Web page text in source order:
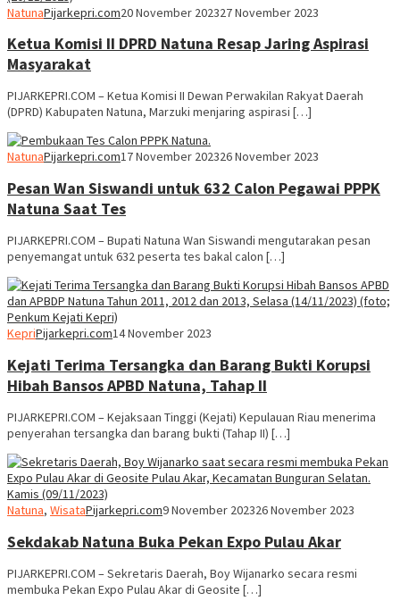
NatunaPijarkepri.com20 November 202327 November 2023
Ketua Komisi II DPRD Natuna Resap Jaring Aspirasi
Masyarakat
PIJARKEPRI.COM – Ketua Komisi II Dewan Perwakilan Rakyat Daerah
(DPRD) Kabupaten Natuna, Marzuki menjaring aspirasi […]
NatunaPijarkepri.com17 November 202326 November 2023
Pesan Wan Siswandi untuk 632 Calon Pegawai PPPK
Natuna Saat Tes
PIJARKEPRI.COM – Bupati Natuna Wan Siswandi mengutarakan pesan
penyemangat untuk 632 peserta tes bakal calon […]
KepriPijarkepri.com14 November 2023
Kejati Terima Tersangka dan Barang Bukti Korupsi
Hibah Bansos APBD Natuna, Tahap II
PIJARKEPRI.COM – Kejaksaan Tinggi (Kejati) Kepulauan Riau menerima
penyerahan tersangka dan barang bukti (Tahap II) […]
Natuna, WisataPijarkepri.com9 November 202326 November 2023
Sekdakab Natuna Buka Pekan Expo Pulau Akar
PIJARKEPRI.COM – Sekretaris Daerah, Boy Wijanarko secara resmi
membuka Pekan Expo Pulau Akar di Geosite […]